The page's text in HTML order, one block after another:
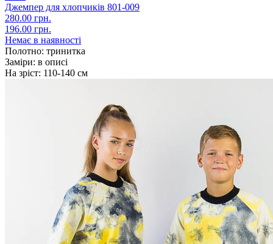
Джемпер для хлопчиків 801-009
280.00 грн.
196.00 грн.
Немає в наявності
Полотно: тринитка
Заміри: в описі
На зріст: 110-140 см